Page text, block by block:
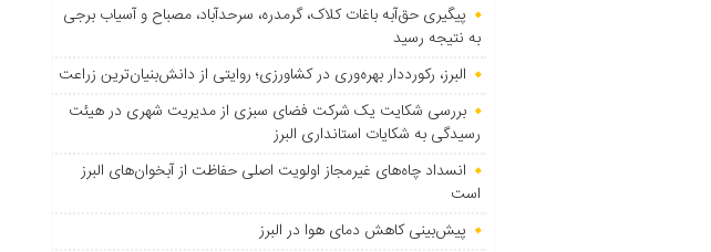
پیگیری حق‌آبه باغات کلاک، گرمدره، سرحدآباد، مصباح و آسیاب برجی
به نتیجه رسید
البرز، رکورددار بهره‌وری در کشاورزی؛ روایتی از دانش‌بنیان‌ترین زراعت
بررسی شکایت یک شرکت فضای سبزی از مدیریت شهری در هیئت
رسیدگی به شکایات استانداری البرز
انسداد چاه‌های غیرمجاز اولویت اصلی حفاظت از آبخوان‌های البرز
است
پیش‌بینی کاهش دمای هوا در البرز